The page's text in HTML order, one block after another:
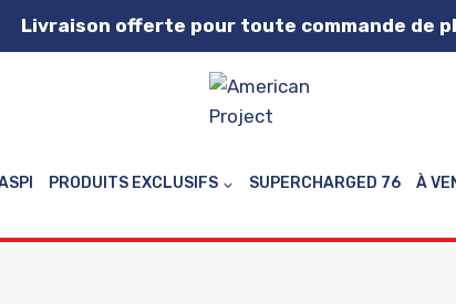
Livraison offerte pour toute commande de
PRODUITS EXCLUSIFS SUPERCHARGED 76 À